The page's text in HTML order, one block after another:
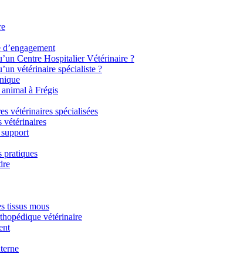
Centre Hospitalier Vétérinaire ?
vétérinaire spécialiste ?
à Frégis
vétérinaires spécialisées
vétérinaires
pratiques
tissus mous
vétérinaire